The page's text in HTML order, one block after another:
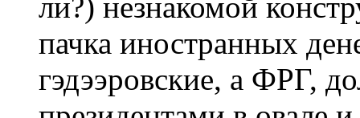
пачка иностранных
гэдээровские, а ФРГ,